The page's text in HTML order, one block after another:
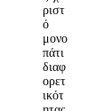
ριστ
ό
μονο
πάτι
διαφ
ορετ
ικότ